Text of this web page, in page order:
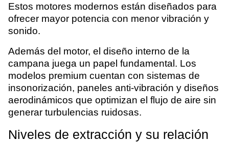
Estos motores modernos están diseñados para
ofrecer mayor potencia con menor vibración y
sonido.
Además del motor, el diseño interno de la
campana juega un papel fundamental. Los
modelos premium cuentan con sistemas de
insonorización, paneles anti-vibración y diseños
aerodinámicos que optimizan el flujo de aire sin
generar turbulencias ruidosas.
Niveles de extracción y su relación